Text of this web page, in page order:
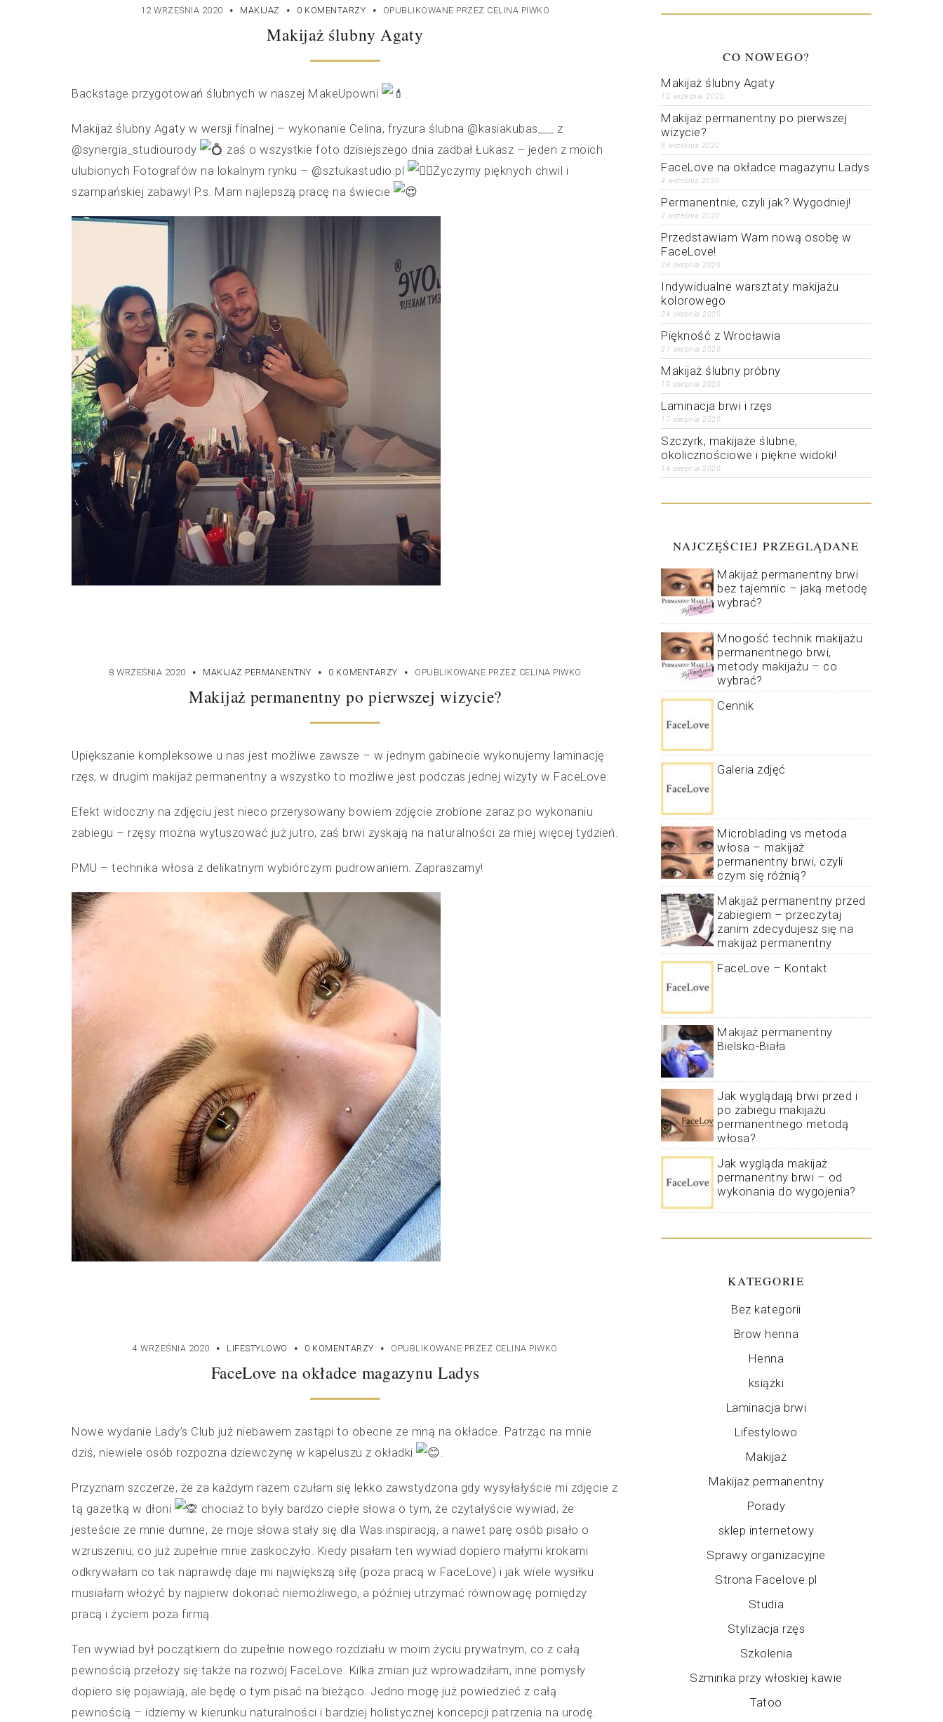
12 WRZEŚNIA 2020 · MAKIJAŻ · 0 KOMENTARZY · OPUBLIKOWANE PRZEZ CELINA PIWKO
Makijaż ślubny Agaty
Backstage przygotowań ślubnych w naszej MakeUpowni .
Makijaż ślubny Agaty w wersji finalnej – wykonanie Celina, fryzura ślubna @kasiakubas___ z
@synergia_studiourody
zaś o wszystkie foto dzisiejszego dnia zadbał Łukasz – jeden z moich
ulubionych Fotografów na lokalnym rynku – @sztukastudio.pl
Życzymy pięknych chwil i
szampańskiej zabawy! P.s. Mam najlepszą pracę na świecie
8 WRZEŚNIA 2020 · MAKIJAŻ PERMANENTNY · 0 KOMENTARZY · OPUBLIKOWANE PRZEZ CELINA PIWKO
Makijaż permanentny po pierwszej wizycie?
Upiększanie kompleksowe u nas jest możliwe zawsze – w jednym gabinecie wykonujemy laminację
rzęs, w drugim makijaż permanentny a wszystko to możliwe jest podczas jednej wizyty w FaceLove.
Efekt widoczny na zdjęciu jest nieco przerysowany bowiem zdjęcie zrobione zaraz po wykonaniu
zabiegu – rzęsy można wytuszować już jutro, zaś brwi zyskają na naturalności za miej więcej tydzień.
PMU – technika włosa z delikatnym wybiórczym pudrowaniem. Zapraszamy!
4 WRZEŚNIA 2020 · LIFESTYLOWO · 0 KOMENTARZY · OPUBLIKOWANE PRZEZ CELINA PIWKO
FaceLove na okładce magazynu Ladys
Nowe wydanie Lady’s Club już niebawem zastąpi to obecne ze mną na okładce. Patrząc na mnie
dziś, niewiele osób rozpozna dziewczynę w kapeluszu z okładki
.
Przyznam szczerze, że za każdym razem czułam się lekko zawstydzona gdy wysyłałyście mi zdjęcie z
tą gazetką w dłoni
chociaż to były bardzo ciepłe słowa o tym, że czytałyście wywiad, że
jesteście ze mnie dumne, że moje słowa stały się dla Was inspiracją, a nawet parę osób pisało o
wzruszeniu, co już zupełnie mnie zaskoczyło. Kiedy pisałam ten wywiad dopiero małymi krokami
odkrywałam co tak naprawdę daje mi największą siłę (poza pracą w FaceLove) i jak wiele wysiłku
musiałam włożyć by najpierw dokonać niemożliwego, a później utrzymać równowagę pomiędzy
pracą i życiem poza firmą.
Ten wywiad był początkiem do zupełnie nowego rozdziału w moim życiu prywatnym, co z całą
pewnością przełoży się także na rozwój FaceLove. Kilka zmian już wprowadziłam, inne pomysły
dopiero się pojawiają, ale będę o tym pisać na bieżąco. Jedno mogę już powiedzieć z całą
pewnością – idziemy w kierunku naturalności i bardziej holistycznej koncepcji patrzenia na urodę.
CO NOWEGO?
Makijaż ślubny Agaty
12 września 2020
Makijaż permanentny po pierwszej
wizycie?
8 września 2020
FaceLove na okładce magazynu Ladys
4 września 2020
Permanentnie, czyli jak? Wygodniej!
2 września 2020
Przedstawiam Wam nową osobę w
FaceLove!
28 sierpnia 2020
Indywidualne warsztaty makijażu
kolorowego
24 sierpnia 2020
Piękność z Wrocławia
21 sierpnia 2020
Makijaż ślubny próbny
19 sierpnia 2020
Laminacja brwi i rzęs
17 sierpnia 2020
Szczyrk, makijaże ślubne,
okolicznościowe i piękne widoki!
14 sierpnia 2020
NAJCZĘŚCIEJ PRZEGLĄDANE
Makijaż permanentny brwi
bez tajemnic – jaką metodę
wybrać?
Mnogość technik makijażu
permanentnego brwi,
metody makijażu – co
wybrać?
Cennik
Galeria zdjęć
Microblading vs metoda
włosa – makijaż
permanentny brwi, czyli
czym się różnią?
Makijaż permanentny przed
zabiegiem – przeczytaj
zanim zdecydujesz się na
makijaż permanentny
FaceLove – Kontakt
Makijaż permanentny
Bielsko-Biała
Jak wyglądają brwi przed i
po zabiegu makijażu
permanentnego metodą
włosa?
Jak wygląda makijaż
permanentny brwi – od
wykonania do wygojenia?
KATEGORIE
Bez kategorii
Brow henna
Henna
książki
Laminacja brwi
Lifestylowo
Makijaż
Makijaż permanentny
Porady
sklep internetowy
Sprawy organizacyjne
Strona Facelove.pl
Studia
Stylizacja rzęs
Szkolenia
Szminka przy włoskiej kawie
Tatoo